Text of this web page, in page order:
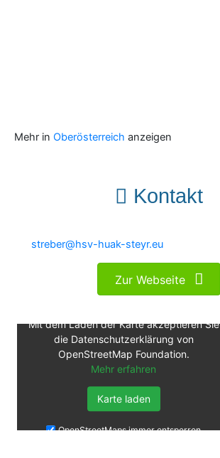
Kontakt
streber@hsv-huak-steyr.eu
Zur Webseite
Mit dem Laden der Karte akzeptieren Sie
die Datenschutzerklärung von
OpenStreetMap Foundation.
Mehr erfahren
Karte laden
OpenStreetMaps immer entsperren
Mehr in Oberösterreich anzeigen